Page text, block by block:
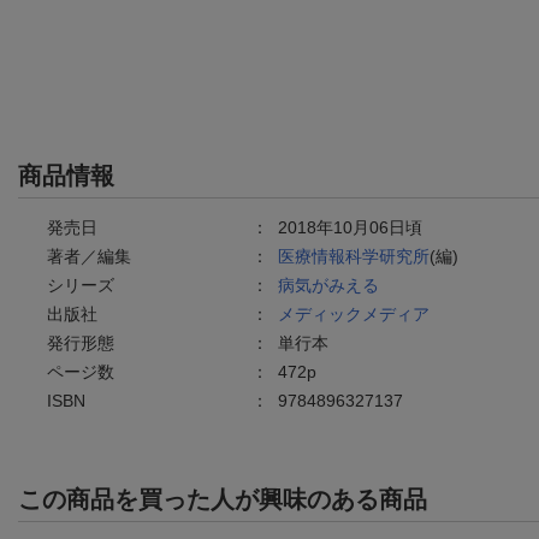
商品情報
発売日 ： 2018年10月06日頃
著者／編集
： 医療情報科学研究所(編)
シリーズ
： 病気がみえる
出版社
：
メディックメディア
発行形態
： 単行本
ページ数
： 472p
ISBN
： 9784896327137
この商品を買った人が興味のある商品